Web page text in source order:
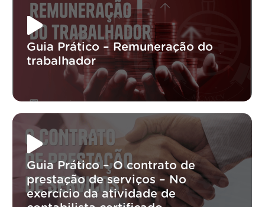
Guia Prático – Remuneração do
trabalhador
Guia Prático – O contrato de
prestação de serviços – No
exercício da atividade de